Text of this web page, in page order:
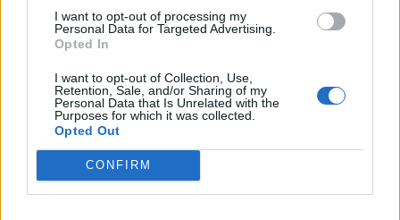
I want to opt-out of processing my
Personal Data for Targeted Advertising.
Opted In
I want to opt-out of Collection, Use,
Retention, Sale, and/or Sharing of my
Personal Data that Is Unrelated with the
Purposes for which it was collected.
Opted Out
CONFIRM
200.000 δικαιούχους - Σε πίεση το πραγματικό
εισόδημα των νοικοκυριών
2026-08-09 04:02:20